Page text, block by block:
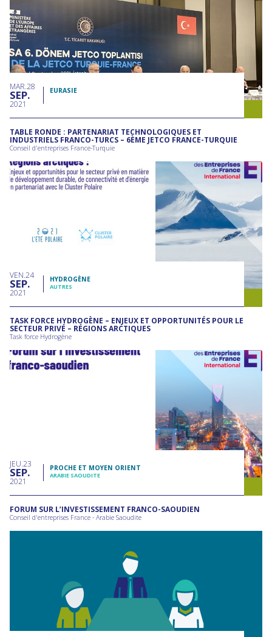
MAR 28
SEP
2021
EURASIE
TABLE RONDE : PARTENARIAT TECHNOLOGIQUES ET
INDUSTRIELS FRANCO-TURCS – 6ÈME JETCO FRANCE-TURQUIE
Conseil d'entreprises France-Turquie
VEN 24
SEP
2021
HYDROGÈNE
AUTRES
TASK FORCE HYDROGÈNE – ENJEUX ET OPPORTUNITÉS POUR LE
SECTEUR PRIVÉ – RÉGIONS ARCTIQUES
Task force Hydrogène
JEU 23
SEP
2021
PROCHE ET MOYEN ORIENT
ARABIE SAOUDITE
FORUM SUR L’INVESTISSEMENT FRANCO-SAOUDIEN
Conseil d'entreprises France - Arabie Saoudite